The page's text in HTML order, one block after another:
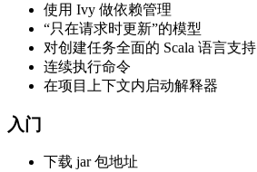
使用 Ivy 做依赖管理
“只在请求时更新”的模型
对创建任务全面的 Scala 语言支持
连续执行命令
在项目上下文内启动解释器
入门
下载 jar 包地址